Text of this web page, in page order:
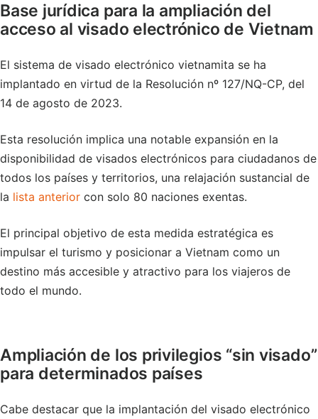
Base jurídica para la ampliación del
acceso al visado electrónico de Vietnam
El sistema de visado electrónico vietnamita se ha
implantado en virtud de la Resolución nº 127/NQ-CP, del
14 de agosto de 2023.
Esta resolución implica una notable expansión en la
disponibilidad de visados electrónicos para ciudadanos de
todos los países y territorios, una relajación sustancial de
la lista anterior con solo 80 naciones exentas.
El principal objetivo de esta medida estratégica es
impulsar el turismo y posicionar a Vietnam como un
destino más accesible y atractivo para los viajeros de
todo el mundo.
Ampliación de los privilegios “sin visado”
para determinados países
Cabe destacar que la implantación del visado electrónico